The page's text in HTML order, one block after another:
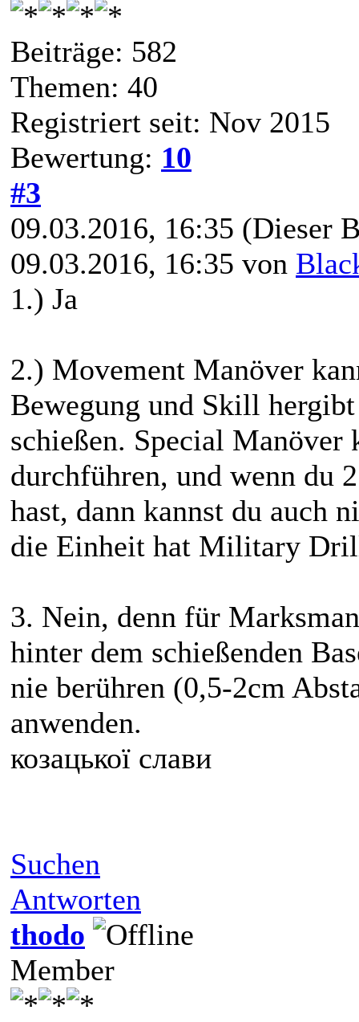
Beiträge: 582
Themen: 40
Registriert seit: Nov 2015
Bewertung: 10
#3
09.03.2016, 16:35 (Dieser
09.03.2016, 16:35 von
1.) Ja
2.) Movement Manöver
Bewegung und Skill
schießen. Special
durchführen, und wenn du
hast, dann kannst du auch
die Einheit hat Military
3. Nein, denn für
hinter dem schießenden
nie berühren (0,5-2cm
anwenden.
козацької слави
Suchen
Antworten
thodo
Member